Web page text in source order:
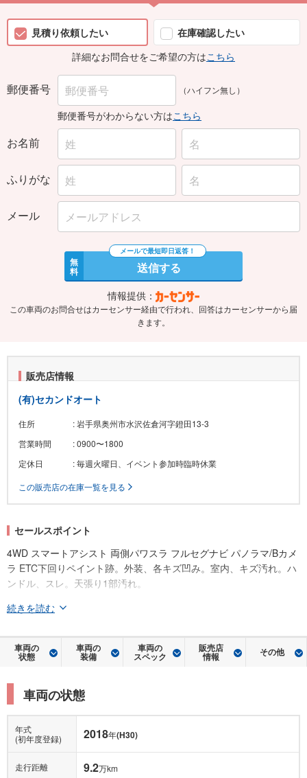
見積り依頼したい
在庫確認したい
詳細なお問合せをご希望の方はこちら
郵便番号 （ハイフン無し）
郵便番号がわからない方はこちら
お名前
ふりがな
メール
無
料 送信する
情報提供：
この車両のお問合せはカーセンサー経由で行われ、回答はカーセンサーから届
きます。
販売店情報
(有)セカンドオート
住所
: 岩手県奥州市水沢佐倉河字鐙田13-3
営業時間
: 0900〜1800
定休日
: 毎週火曜日、イベント参加時臨時休業
この販売店の在庫一覧を見る
セールスポイント
4WD スマートアシスト 両側パワスラ フルセグナビ パノラマ/Bカメ
ラ ETC下回りペイント跡。外装、各キズ凹み。室内、キズ汚れ。ハ
ンドル、スレ。天張り1部汚れ。
続きを読む
車両の
状態
車両の
装備
車両の
スペック
販売店
情報 その他
車両の状態
年式
(初年度登録)
2018年(H30)
走行距離 9.2万km